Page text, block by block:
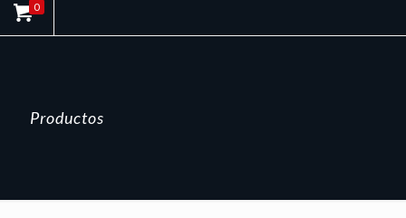
0
Productos